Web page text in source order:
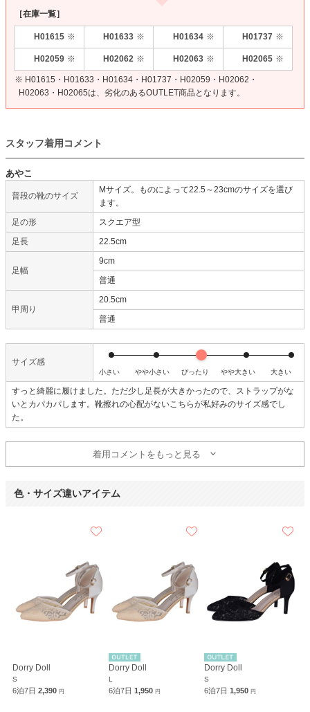
［在庫一覧］
H01615 ※ H01633 ※ H01634 ※ H01737 ※
H02059 ※ H02062 ※ H02063 ※ H02065 ※
※ H01615・H01633・H01634・H01737・H02059・H02062・
H02063・H02065は、劣化のあるOUTLET商品となります。
スタッフ着用コメント
あやこ
普段の靴のサイズ
Mサイズ。ものによって22.5～23cmのサイズを選び
ます。
足の形
スクエア型
足長
22.5cm
足幅
9cm
普通
甲周り
20.5cm
普通
サイズ感
小さい やや小さい ぴったり やや大きい 大きい
すっと綺麗に履けました。ただ少し足長が大きかったので、ストラップがな
いとカパカパします。靴擦れの心配がないこちらが私好みのサイズ感でし
た。
着用コメントをもっと見る
色・サイズ違いアイテム
Dorry Doll
S
6泊7日 2,390 円
Dorry Doll
L
6泊7日 1,950 円
Dorry Doll
S
6泊7日1,950円